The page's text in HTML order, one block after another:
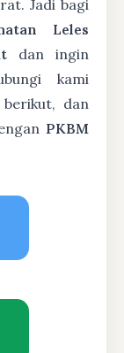
Jadi bagi
Leles
dan ingin
kami
dan
PKBM